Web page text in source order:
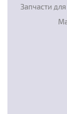
Запчасти